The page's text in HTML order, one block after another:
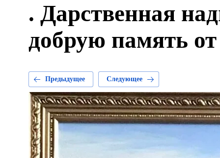
. Дарственная
добрую память
Предыдущее Следующее